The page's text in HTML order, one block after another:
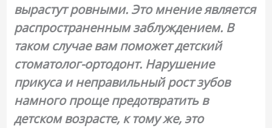
вырастут ровными. Это мнение является
распространенным заблуждением. В
таком случае вам поможет детский
стоматолог-ортодонт. Нарушение
прикуса и неправильный рост зубов
намного проще предотвратить в
детском возрасте, к тому же, это